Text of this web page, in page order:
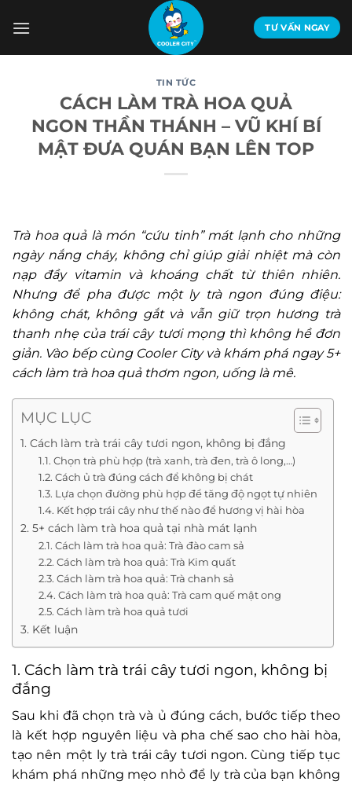
qua
TƯ VẤN NGAY
TIN TỨC
CÁCH LÀM TRÀ HOA QUẢ
NGON THẦN THÁNH – VŨ KHÍ BÍ
MẬT ĐƯA QUÁN BẠN LÊN TOP
Trà hoa quả là món “cứu tinh” mát lạnh cho những
ngày nắng cháy, không chỉ giúp giải nhiệt mà còn
nạp đầy vitamin và khoáng chất từ thiên nhiên.
Nhưng để pha được một ly trà ngon đúng điệu:
không chát, không gắt và vẫn giữ trọn hương trà
thanh nhẹ của trái cây tươi mọng thì không hề đơn
giản. Vào bếp cùng Cooler City và khám phá ngay 5+
cách làm trà hoa quả thơm ngon, uống là mê.
MỤC LỤC
1. Cách làm trà trái cây tươi ngon, không bị đắng
1.1. Chọn trà phù hợp (trà xanh, trà đen, trà ô long,…)
1.2. Cách ủ trà đúng cách để không bị chát
1.3. Lựa chọn đường phù hợp để tăng độ ngọt tự nhiên
1.4. Kết hợp trái cây như thế nào để hương vị hài hòa
2. 5+ cách làm trà hoa quả tại nhà mát lạnh
2.1. Cách làm trà hoa quả: Trà đào cam sả
2.2. Cách làm trà hoa quả: Trà Kim quất
2.3. Cách làm trà hoa quả: Trà chanh sả
2.4. Cách làm trà hoa quả: Trà cam quế mật ong
2.5. Cách làm trà hoa quả tươi
3. Kết luận
1. Cách làm trà trái cây tươi ngon, không bị
đắng
Sau khi đã chọn trà và ủ đúng cách, bước tiếp theo
là kết hợp nguyên liệu và pha chế sao cho hài hòa,
tạo nên một ly trà trái cây tươi ngon. Cùng tiếp tục
khám phá những mẹo nhỏ để ly trà của bạn không